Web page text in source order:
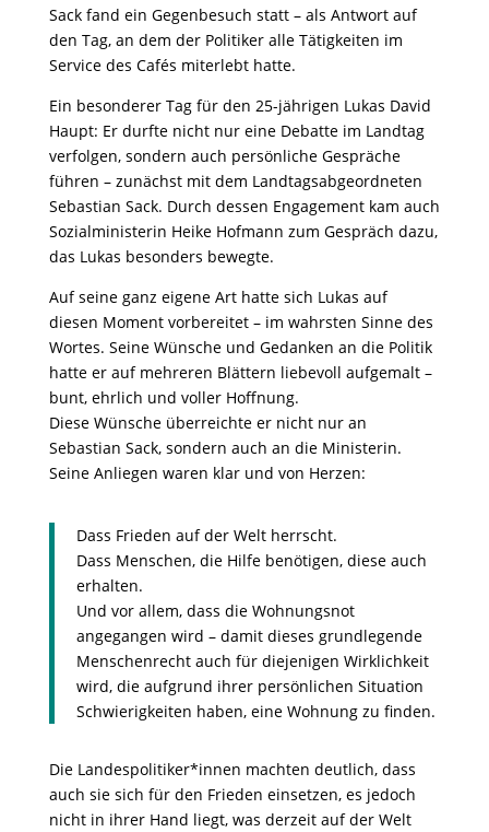
Sack fand ein Gegenbesuch statt – als Antwort auf
den Tag, an dem der Politiker alle Tätigkeiten im
Service des Cafés miterlebt hatte.
Ein besonderer Tag für den 25-jährigen Lukas David
Haupt: Er durfte nicht nur eine Debatte im Landtag
verfolgen, sondern auch persönliche Gespräche
führen – zunächst mit dem Landtagsabgeordneten
Sebastian Sack. Durch dessen Engagement kam auch
Sozialministerin Heike Hofmann zum Gespräch dazu,
das Lukas besonders bewegte.
Auf seine ganz eigene Art hatte sich Lukas auf
diesen Moment vorbereitet – im wahrsten Sinne des
Wortes. Seine Wünsche und Gedanken an die Politik
hatte er auf mehreren Blättern liebevoll aufgemalt –
bunt, ehrlich und voller Hoffnung.
Diese Wünsche überreichte er nicht nur an
Sebastian Sack, sondern auch an die Ministerin.
Seine Anliegen waren klar und von Herzen:
Dass Frieden auf der Welt herrscht.
Dass Menschen, die Hilfe benötigen, diese auch
erhalten.
Und vor allem, dass die Wohnungsnot
angegangen wird – damit dieses grundlegende
Menschenrecht auch für diejenigen Wirklichkeit
wird, die aufgrund ihrer persönlichen Situation
Schwierigkeiten haben, eine Wohnung zu finden.
Die Landespolitiker*innen machten deutlich, dass
auch sie sich für den Frieden einsetzen, es jedoch
nicht in ihrer Hand liegt, was derzeit auf der Welt